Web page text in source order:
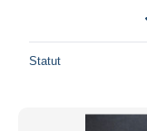
Statut